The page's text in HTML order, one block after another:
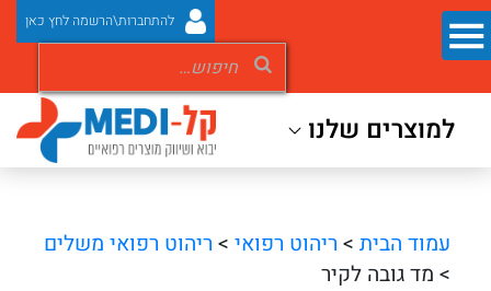
להתחברות\הרשמה לחץ כאן
למוצרים שלנו
עמוד הבית > ריהוט רפואי > ריהוט רפואי משלים
> מד גובה לקיר